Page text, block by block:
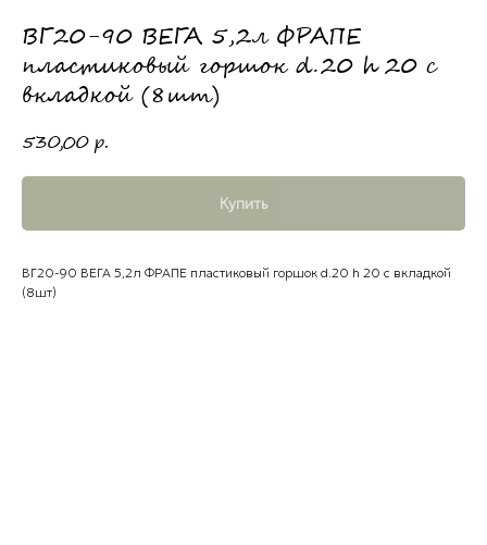
ВГ20-90 ВЕГА 5,2л ФРАПЕ
пластиковый горшок d.20 h 20 с
вкладкой (8шт)
530,00 р.
Купить
ВГ20-90 ВЕГА 5,2л ФРАПЕ пластиковый горшок d.20 h 20 с вкладкой
(8шт)